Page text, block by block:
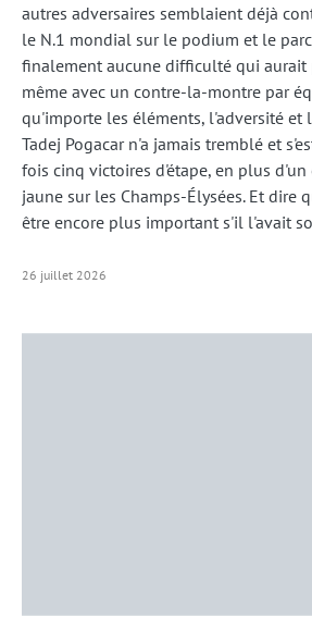
autres adversaires semblaient déjà
le N.1 mondial sur le podium et le
finalement aucune difficulté qui aurait
même avec un contre-la-montre par
qu'importe les éléments, l'adversité et
Tadej Pogacar n'a jamais tremblé et
fois cinq victoires d'étape, en plus
jaune sur les Champs-Élysées. Et dire
être encore plus important s'il l'avait
26 juillet 2026